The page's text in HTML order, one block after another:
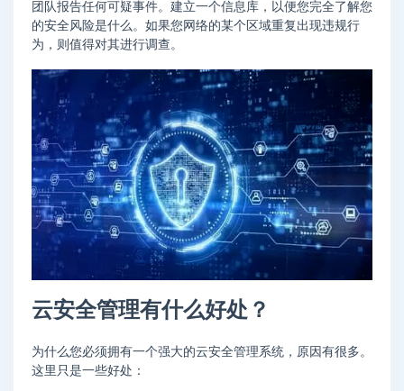
团队报告任何可疑事件。建立一个信息库，以便您完全了解您
的安全风险是什么。如果您网络的某个区域重复出现违规行
为，则值得对其进行调查。
云安全管理有什么好处？
为什么您必须拥有一个强大的云安全管理系统，原因有很多。
这里只是一些好处：